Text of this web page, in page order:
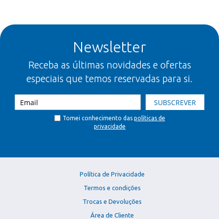
Newsletter
Receba as últimas novidades e ofertas
especiais que temos reservadas para si.
SUBSCREVER
Tomei conhecimento das políticas de
privacidade
Política de Privacidade
Termos e condições
Trocas e Devoluções
Área de Cliente